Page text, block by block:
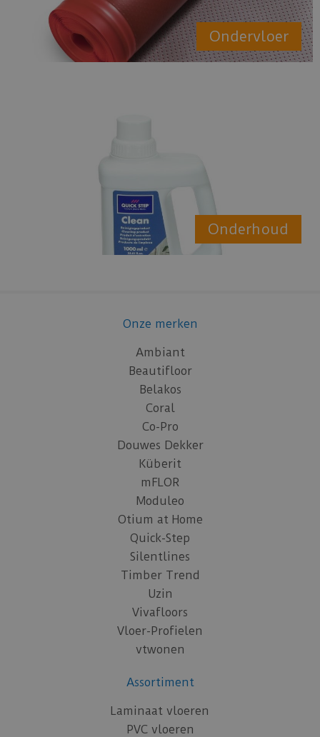
Ondervloer
Onderhoud
Onze merken
Ambiant
Beautifloor
Belakos
Coral
Co-Pro
Douwes Dekker
Küberit
mFLOR
Moduleo
Otium at Home
Quick-Step
Silentlines
Timber Trend
Uzin
Vivafloors
Vloer-Profielen
vtwonen
Assortiment
Laminaat vloeren
PVC vloeren